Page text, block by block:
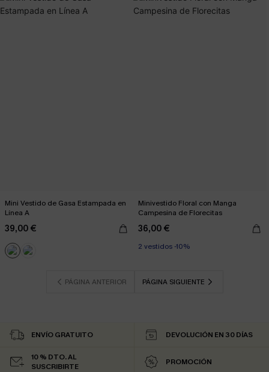
Mini Vestido de Gasa Estampada en
Línea A
39,00 €
Minivestido Floral con Manga
Campesina de Florecitas
36,00 €
2 vestidos -10%
PÁGINA ANTERIOR PÁGINA SIGUIENTE
ENVÍO GRATUITO DEVOLUCIÓN EN 30 DÍAS
10 % DTO. AL
SUSCRIBIRTE
PROMOCIÓN